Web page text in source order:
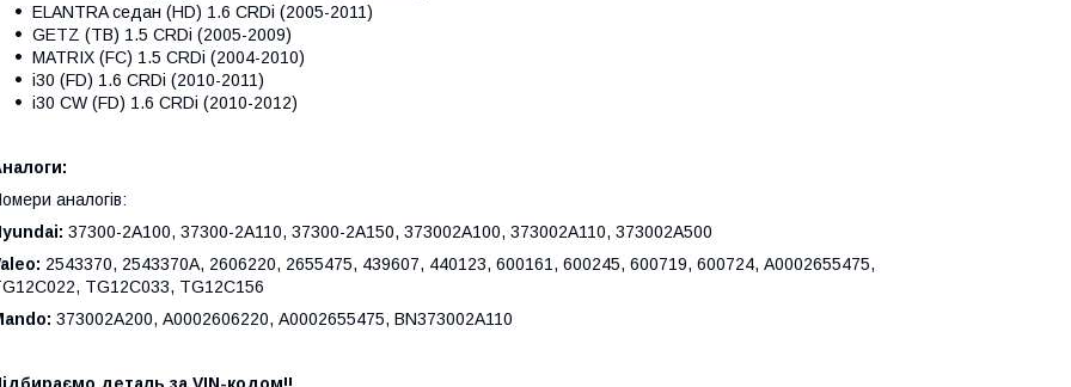
ELANTRA седан (HD) 1.6 CRDi (2005-2011)
GETZ (TB) 1.5 CRDi (2005-2009)
MATRIX (FC) 1.5 CRDi (2004-2010)
i30 (FD) 1.6 CRDi (2010-2011)
i30 CW (FD) 1.6 CRDi (2010-2012)
аналогів:
37300-2A100, 37300-2A110, 37300-2A150, 373002A100, 373002A110, 373002A500
2543370, 2543370A, 2606220, 2655475, 439607, 440123, 600161, 600245, 600719, 600724, A0002655475,
TG12C033, TG12C156
373002A200, A0002606220, A0002655475, BN373002A110